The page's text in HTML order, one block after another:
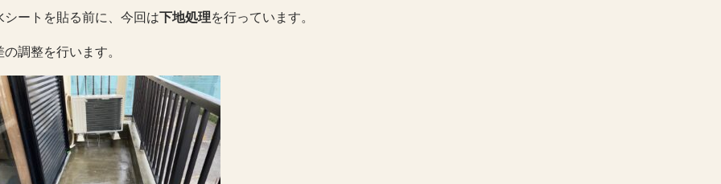
シートを貼る前に、今回は下地処理を行っています。
の調整を行います。